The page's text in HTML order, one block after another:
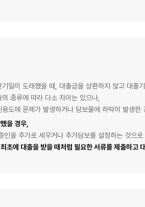
일이 도래했을 때, 대출금을 상환하지 않고 대출
종류에 따라 다소 차이는 있으나,
도에 문제가 발생하거나 담보물에 하락이 발생
을 경우,
인을 추가로 세우거나 추가담보를 설정하는 것으
초에 대출을 받을 때처럼 필요한 서류를 제출하고